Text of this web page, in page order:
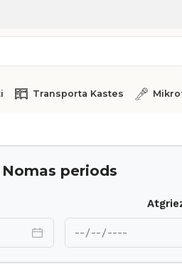
Transporta Kastes
Nomas periods